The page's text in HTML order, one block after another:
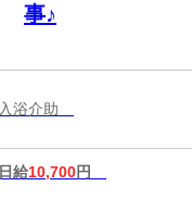
事♪
入浴介助
日給10,700円